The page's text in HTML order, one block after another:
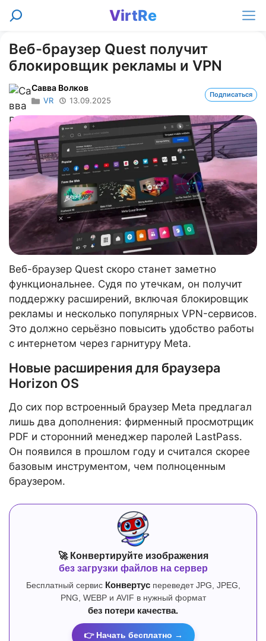
Перейти
VirtRe
Поиск
Веб-браузер Quest получит
блокировщик рекламы и VPN
Савва Волков
VR 13.09.2025
Подписаться
Веб-браузер Quest скоро станет заметно
функциональнее. Судя по утечкам, он получит
поддержку расширений, включая блокировщик
рекламы и несколько популярных VPN-сервисов.
Это должно серьёзно повысить удобство работы
с интернетом через гарнитуру Meta.
Новые расширения для браузера
Horizon OS
До сих пор встроенный браузер Meta предлагал
лишь два дополнения: фирменный просмотрщик
PDF и сторонний менеджер паролей LastPass.
Он появился в прошлом году и считался скорее
базовым инструментом, чем полноценным
браузером.
🚀 Конвертируйте изображения
без загрузки файлов на сервер
Бесплатный сервис Конвертуспереведет JPG, JPEG,
PNG, WEBP и AVIF в нужный формат
без потери качества.
👉 Начать бесплатно →